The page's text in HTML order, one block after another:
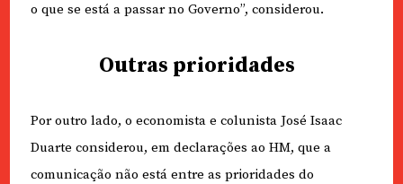
o que se está a passar no Governo”, considerou.
Outras prioridades
Por outro lado, o economista e colunista José Isaac
Duarte considerou, em declarações ao HM, que a
comunicação não está entre as prioridades do